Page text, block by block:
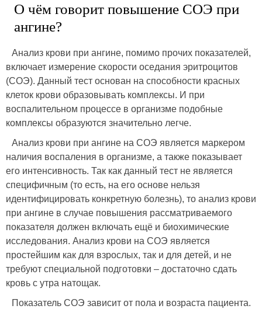
О чём говорит повышение СОЭ при
ангине?
Анализ крови при ангине, помимо прочих показателей,
включает измерение скорости оседания эритроцитов
(СОЭ). Данный тест основан на способности красных
клеток крови образовывать комплексы. И при
воспалительном процессе в организме подобные
комплексы образуются значительно легче.
Анализ крови при ангине на СОЭ является маркером
наличия воспаления в организме, а также показывает
его интенсивность. Так как данный тест не является
специфичным (то есть, на его основе нельзя
идентифицировать конкретную болезнь), то анализ крови
при ангине в случае повышения рассматриваемого
показателя должен включать ещё и биохимические
исследования. Анализ крови на СОЭ является
простейшим как для взрослых, так и для детей, и не
требуют специальной подготовки – достаточно сдать
кровь с утра натощак.
Показатель СОЭ зависит от пола и возраста пациента.